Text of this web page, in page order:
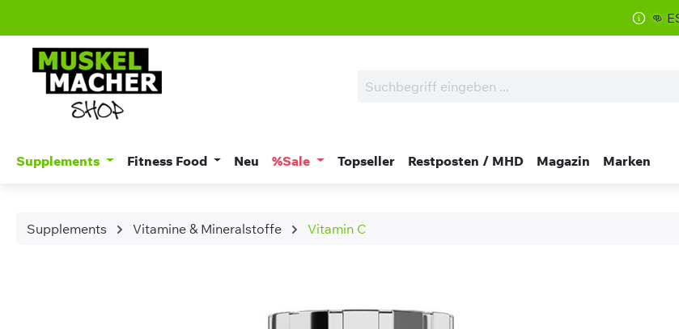
👊 ESN
Supplements Fitness Food Neu %Sale Topseller Restposten / MHD Magazin Marken
Supplements Vitamine & Mineralstoffe Vitamin C